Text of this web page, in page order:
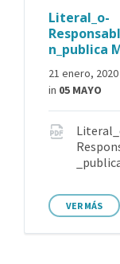
Literal_o-
n_publica
21 enero, 2020
in 05 MAYO
VER MÁS